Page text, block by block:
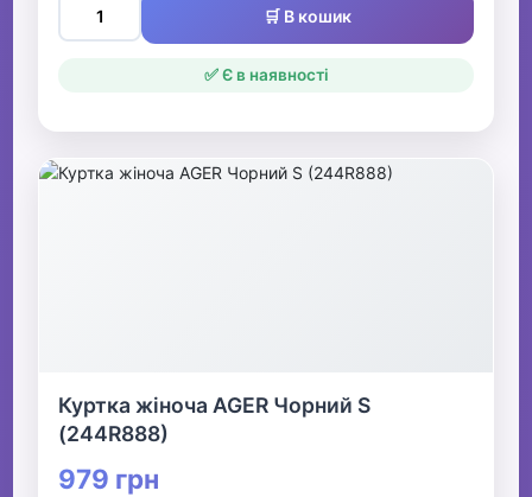
🛒 В кошик
✅ Є в наявності
Куртка жіноча AGER Чорний S
(244R888)
979 грн